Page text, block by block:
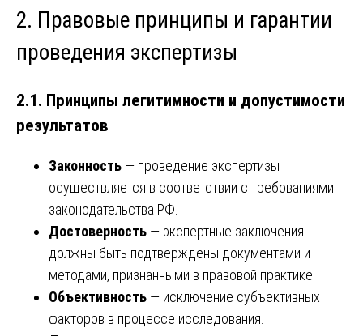
2. Правовые принципы и гарантии
проведения экспертизы
2.1. Принципы легитимности и допустимости
результатов
Законность — проведение экспертизы
осуществляется в соответствии с требованиями
законодательства РФ.
Достоверность — экспертные заключения
должны быть подтверждены документами и
методами, признанными в правовой практике.
Объективность — исключение субъективных
факторов в процессе исследования.